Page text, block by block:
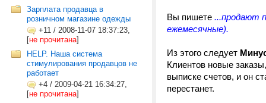
Зарплата продавца в
розничном магазине одежды
+11 / 2008-11-07 18:37:23,
[не прочитана]
HELP. Наша система
стимулирования продавцов не
работает
+4 / 2009-04-21 16:34:27,
[не прочитана]
Вы пишете ...продают
ежемесячные).
Из этого следует
Клиентов новые
выписке счетов, и он
перестанет.